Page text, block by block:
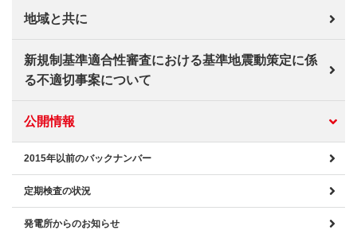
地域と共に
新規制基準適合性審査における基準地震動策定に係
る不適切事案について
公開情報
2015年以前のバックナンバー
定期検査の状況
発電所からのお知らせ